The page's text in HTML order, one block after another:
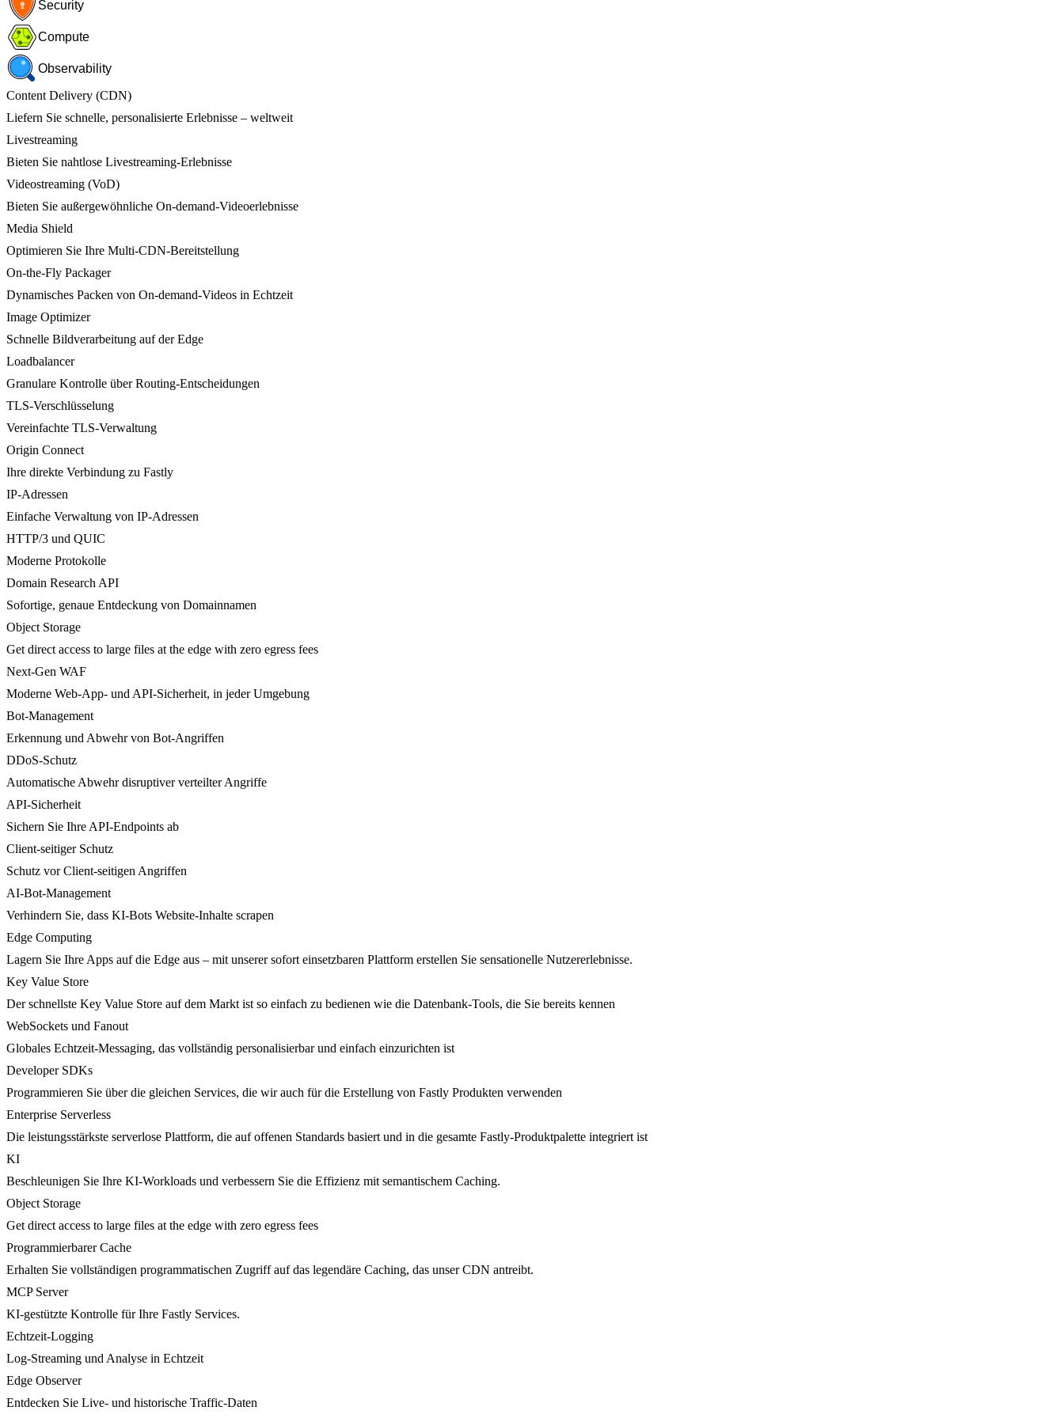
Security
Compute
Observability
Content Delivery (CDN)
Liefern Sie schnelle, personalisierte Erlebnisse – weltweit
Livestreaming
Bieten Sie nahtlose Livestreaming-Erlebnisse
Videostreaming (VoD)
Bieten Sie außergewöhnliche On-demand-Videoerlebnisse
Media Shield
Optimieren Sie Ihre Multi-CDN-Bereitstellung
On-the-Fly Packager
Dynamisches Packen von On-demand-Videos in Echtzeit
Image Optimizer
Schnelle Bildverarbeitung auf der Edge
Loadbalancer
Granulare Kontrolle über Routing-Entscheidungen
TLS-Verschlüsselung
Vereinfachte TLS-Verwaltung
Origin Connect
Ihre direkte Verbindung zu Fastly
IP-Adressen
Einfache Verwaltung von IP-Adressen
HTTP/3 und QUIC
Moderne Protokolle
Domain Research API
Sofortige, genaue Entdeckung von Domainnamen
Object Storage
Get direct access to large files at the edge with zero egress fees
Next-Gen WAF
Moderne Web-App- und API-Sicherheit, in jeder Umgebung
Bot-Management
Erkennung und Abwehr von Bot-Angriffen
DDoS-Schutz
Automatische Abwehr disruptiver verteilter Angriffe
API-Sicherheit
Sichern Sie Ihre API-Endpoints ab
Client-seitiger Schutz
Schutz vor Client-seitigen Angriffen
AI-Bot-Management
Verhindern Sie, dass KI-Bots Website-Inhalte scrapen
Edge Computing
Lagern Sie Ihre Apps auf die Edge aus – mit unserer sofort einsetzbaren Plattform erstellen Sie sensationelle Nutzererlebnisse.
Key Value Store
Der schnellste Key Value Store auf dem Markt ist so einfach zu bedienen wie die Datenbank-Tools, die Sie bereits kennen
WebSockets und Fanout
Globales Echtzeit-Messaging, das vollständig personalisierbar und einfach einzurichten ist
Developer SDKs
Programmieren Sie über die gleichen Services, die wir auch für die Erstellung von Fastly Produkten verwenden
Enterprise Serverless
Die leistungsstärkste serverlose Plattform, die auf offenen Standards basiert und in die gesamte Fastly-Produktpalette integriert ist
KI
Beschleunigen Sie Ihre KI-Workloads und verbessern Sie die Effizienz mit semantischem Caching.
Object Storage
Get direct access to large files at the edge with zero egress fees
Programmierbarer Cache
Erhalten Sie vollständigen programmatischen Zugriff auf das legendäre Caching, das unser CDN antreibt.
MCP Server
KI-gestützte Kontrolle für Ihre Fastly Services.
Echtzeit-Logging
Log-Streaming und Analyse in Echtzeit
Edge Observer
Entdecken Sie Live- und historische Traffic-Daten